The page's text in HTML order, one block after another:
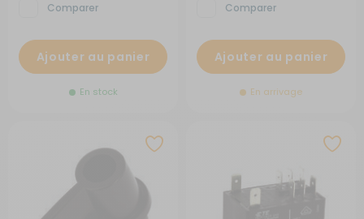
Comparer
Ajouter au panier
En stock
Comparer
Ajouter au panier
En arrivage